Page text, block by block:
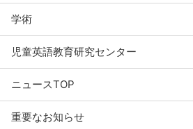
学術
児童英語教育研究センター
ニュースTOP
重要なお知らせ